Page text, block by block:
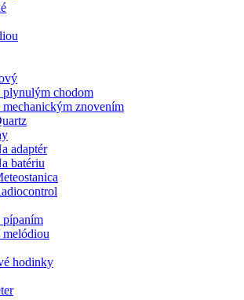
plynulým chodom
mechanickým znovením
adaptér
batériu
pípaním
melódiou
hodinky